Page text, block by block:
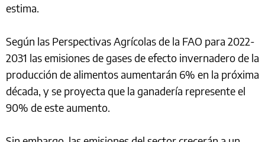
estima.
Según las Perspectivas Agrícolas de la FAO para 2022-
2031 las emisiones de gases de efecto invernadero de la
producción de alimentos aumentarán 6% en la próxima
década, y se proyecta que la ganadería represente el
90% de este aumento.